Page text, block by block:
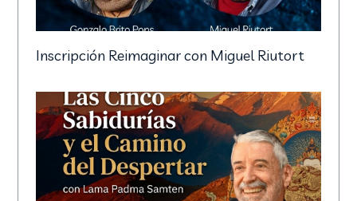
Inscripción Reimaginar con Miguel Riutort